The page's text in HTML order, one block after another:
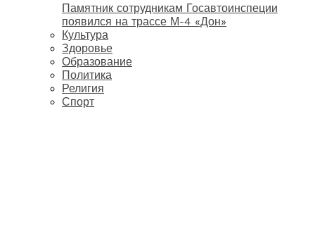
Памятник сотрудникам Госавтоинспеции
появился на трассе М-4 «Дон»
Культура
Здоровье
Образование
Политика
Религия
Спорт